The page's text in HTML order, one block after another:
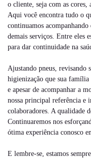
o cliente, seja com as cores,
Aqui você encontra tudo o
continuamos
demais serviços. Entre eles
para dar continuidade na
Ajustando pneus, revisando
higienização que sua
e apesar de acompanhar a
nossa principal referência e
colaboradores. A qualidade
Continuaremos nos
ótima experiência conosco
E lembre-se, estamos